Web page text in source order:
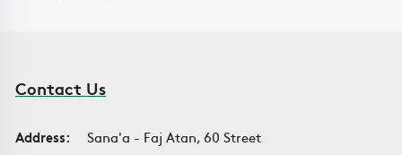
Contact Us
Address:
Sana'a - Faj Atan, 60 Street